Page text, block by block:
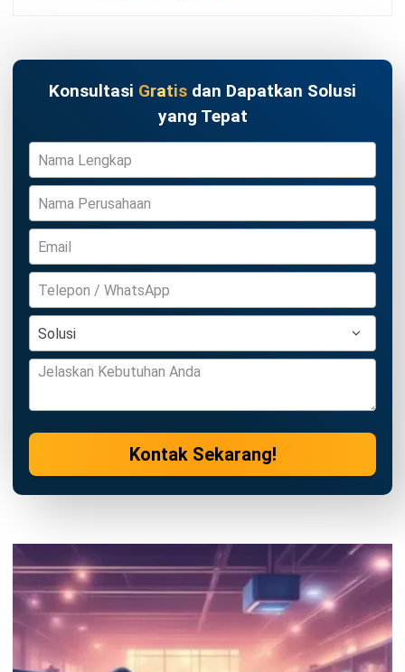
PRODUK
Asset
CRM
Accounting
Procurement
POS (Point of Sales)
HRM
HUBUNGI KAMI
Jalan Balikpapan Raya No. 9 A - C, Daerah Khusus Ibukota
Jakarta 10160
021 5099 6750
+62-812-2284-6776
hello@hashmicro.co.id
partnership@hashmicro.com